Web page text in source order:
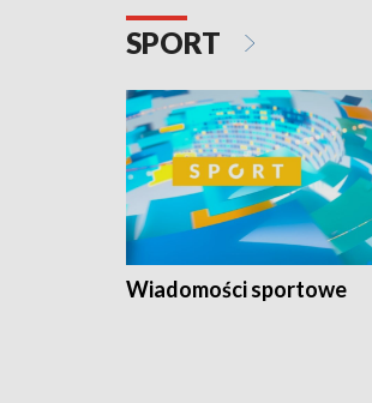
SPORT
Wiadomości sportowe